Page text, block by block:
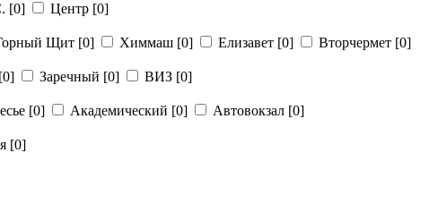
[0] Центр [0]
Щит [0] Химмаш [0] Елизавет [0] Вторчермет [0]
[0] Заречный [0] ВИЗ [0]
[0] Академический [0] Автовокзал [0]
[0]